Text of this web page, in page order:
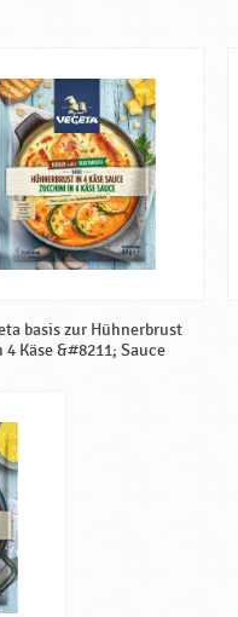
basis zur Hühnerbrust
4 Käse &#8211; Sauce